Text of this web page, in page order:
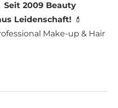
Seit 2009 Beauty
Leidenschaft! 💄
Make-up & Hair